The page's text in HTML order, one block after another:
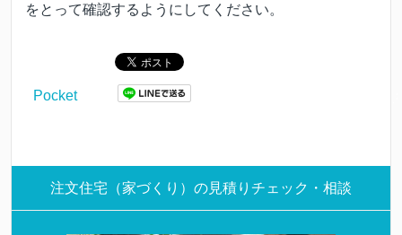
をとって確認するようにしてください。
Pocket
注文住宅（家づくり）の見積りチェック・相談